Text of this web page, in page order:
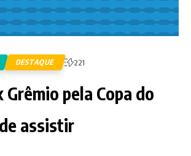
DESTAQUE 221
Grêmio pela Copa do
assistir